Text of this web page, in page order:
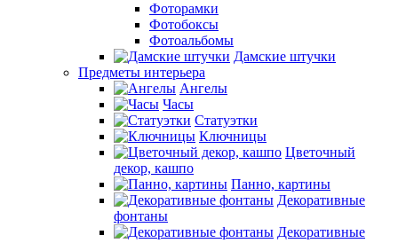
Фоторамки
Фотобоксы
Фотоальбомы
Дамские штучки
Предметы интерьера
Ангелы
Часы
Статуэтки
Ключницы
Цветочный
декор, кашпо
Панно, картины
Декоративные
фонтаны
Декоративные